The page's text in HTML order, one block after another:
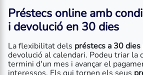
Préstecs onlineamb
i devolució en 30 dies
La flexibilitat dels préstecs a 30 dies
devolució al calendari. Podeu triar la
termini d'un mes i avançar el